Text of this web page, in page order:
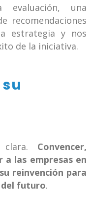
una
recomendaciones
estrategia y nos
de la iniciativa.
Convencer,
las empresas en
reinvención para
futuro.